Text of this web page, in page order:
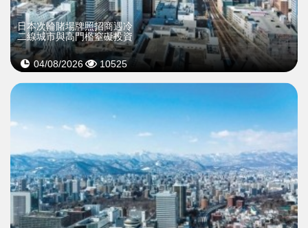
日本次輪賭場牌照招商遇冷
二線城市與高門檻窒礙投資
04/08/2026 10525